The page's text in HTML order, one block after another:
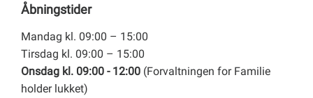
Åbningstider
Mandag kl. 09:00 – 15:00
Tirsdag kl. 09:00 – 15:00
Onsdag kl. 09:00 - 12:00 (Forvaltningen for Familie
holder lukket)